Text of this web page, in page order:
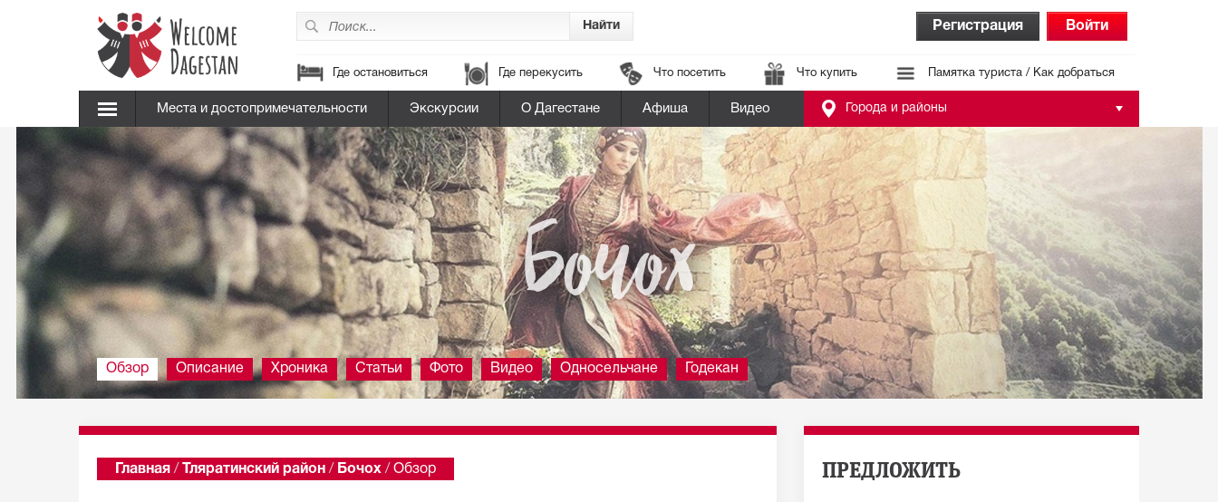
Регистрация Войти
Где остановиться Где перекусить Что посетить Что купить Памятка туриста / Как добраться
Места и достопримечательности Экскурсии О Дагестане Афиша Видео Города и районы
Бочох
Обзор Описание Хроника Статьи Фото Видео Односельчане Годекан
Главная / Тляратинский район / Бочох / Обзор ПРЕДЛОЖИТЬ